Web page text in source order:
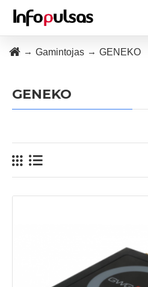
Gamintojas GENEKO
GENEKO